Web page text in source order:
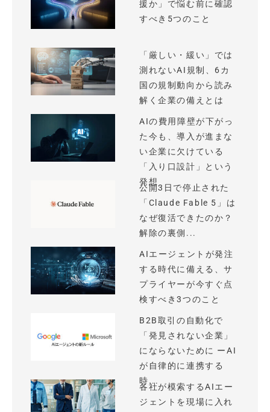
援か」で悩む前に確認
すべき5つのこと
「厳しい・緩い」では
測れないAI規制、6カ
国の規制動向から読み
解く企業の備えとは
AIの費用障壁が下がっ
た今も、導入が進まな
い企業に欠けている
「入り口設計」という
発想
公開3日で停止された
「Claude Fable 5」は
なぜ復活できたのか？
解除の裏側...
AIエージェントが発注
する時代に備える、サ
プライヤーが今すぐ点
検すべき3つのこと
B2B取引の自動化で
「発見されない企業」
にならないために ーAI
が自律的に連携する
時...
各社が模索するAIエー
ジェントを現場に入れ